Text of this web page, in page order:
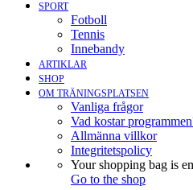
SPORT
Fotboll
Tennis
Innebandy
ARTIKLAR
SHOP
OM TRÄNINGSPLATSEN
Vanliga frågor
Vad kostar
Allmänna villkor
Integritetspolicy
Your shopping bag is
Go to the shop